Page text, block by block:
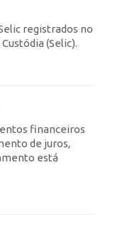
registrados no
(Selic).
financeiros
de juros,
está